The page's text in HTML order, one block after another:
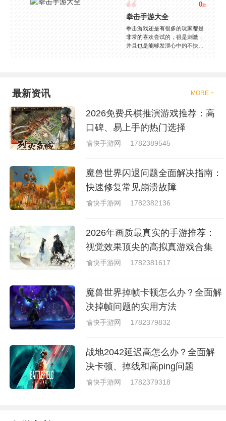
0款
拳击手游大全
拳击游戏还是有很多的玩家都是
非常的喜欢尝试的，很是刺激，
并且也是能够发泄心中的不快
够去进行体验的，我们也是能够
就是收集了一些有意思的拳击游
戏，相信你们一定会喜欢的。
最新资讯 MORE +
2026免费兵棋推演游戏推荐：高
口碑、易上手的热门选择
愉快手游网 1782389545
魔兽世界闪退问题全面解决指南：
快速修复常见崩溃故障
愉快手游网 1782382136
2026年画质最真实的手游推荐：
视觉效果顶尖的高拟真游戏合集
愉快手游网 1782381617
魔兽世界掉帧卡顿怎么办？全面解
决掉帧问题的实用方法
愉快手游网 1782379832
战地2042延迟高怎么办？全面解
决卡顿、掉线和高ping问题
愉快手游网 1782379318